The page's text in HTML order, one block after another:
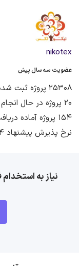
nikotex
عضویت سه سال پیش
25308 پروژه ثبت شده ،
20 پروژه در حال انجام ،
154 پروژه آماده دریافت پیشنهاد ،
نرخ پذیرش پیشنهاد 14%
نیاز به